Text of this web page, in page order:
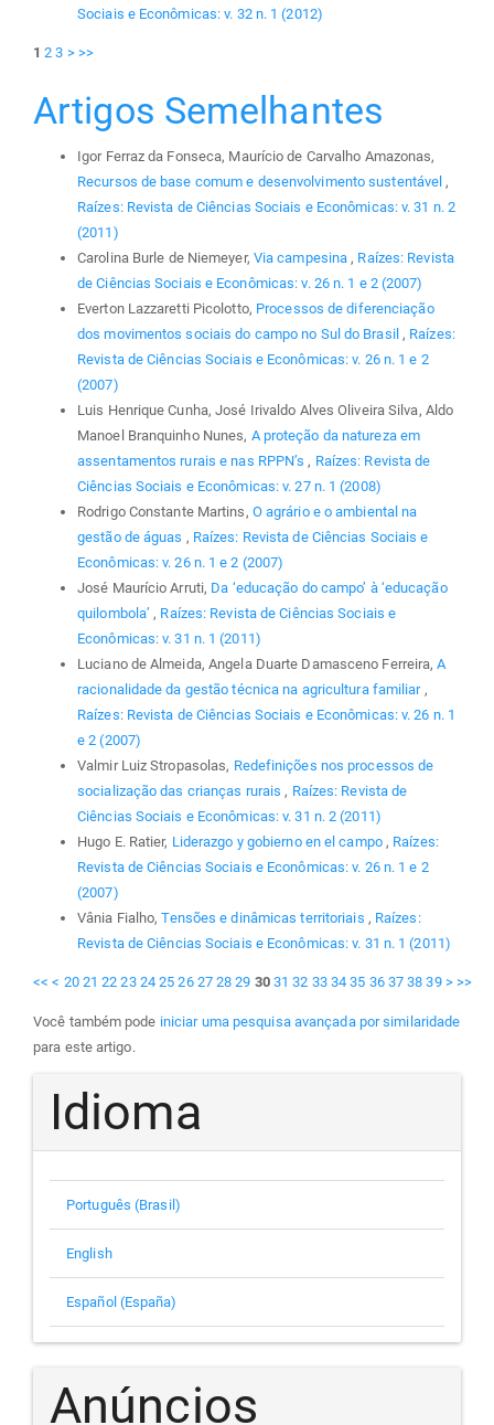
Sociais e Econômicas: v. 32 n. 1 (2012)
1 2 3 > >>
Artigos Semelhantes
Igor Ferraz da Fonseca, Maurício de Carvalho Amazonas,
Recursos de base comum e desenvolvimento sustentável,
Raízes: Revista de Ciências Sociais e Econômicas: v. 31 n. 2
(2011)
Carolina Burle de Niemeyer, Via campesina, Raízes: Revista
de Ciências Sociais e Econômicas: v. 26 n. 1 e 2 (2007)
Everton Lazzaretti Picolotto, Processos de diferenciação
dos movimentos sociais do campo no Sul do Brasil , Raízes:
Revista de Ciências Sociais e Econômicas: v. 26 n. 1 e 2
(2007)
Luis Henrique Cunha, José Irivaldo Alves Oliveira Silva, Aldo
Manoel Branquinho Nunes, A proteção da natureza em
assentamentos rurais e nas RPPN’s, Raízes: Revista de
Ciências Sociais e Econômicas: v. 27 n. 1 (2008)
Rodrigo Constante Martins, O agrário e o ambiental na
gestão de águas , Raízes: Revista de Ciências Sociais e
Econômicas: v. 26 n. 1 e 2 (2007)
José Maurício Arruti, Da ‘educação do campo’ à ‘educação
quilombola’, Raízes: Revista de Ciências Sociais e
Econômicas: v. 31 n. 1 (2011)
Luciano de Almeida, Angela Duarte Damasceno Ferreira,A
racionalidade da gestão técnica na agricultura familiar ,
Raízes: Revista de Ciências Sociais e Econômicas: v. 26 n. 1
e 2 (2007)
Valmir Luiz Stropasolas, Redefinições nos processos de
socialização das crianças rurais, Raízes: Revista de
Ciências Sociais e Econômicas: v. 31 n. 2 (2011)
Hugo E. Ratier, Liderazgo y gobierno en el campo , Raízes:
Revista de Ciências Sociais e Econômicas: v. 26 n. 1 e 2
(2007)
Vânia Fialho,Tensões e dinâmicas territoriais , Raízes:
Revista de Ciências Sociais e Econômicas: v. 31 n. 1 (2011)
<< < 20 21 22 23 24 25 26 27 28 29 30 31 32 33 34 35 36 37 38 39 > >>
Você também pode iniciar uma pesquisa avançada por similaridade
para este artigo.
Idioma
Português (Brasil)
English
Español (España)
Anúncios